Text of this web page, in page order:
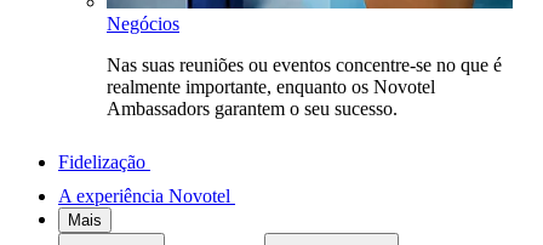
Negócios
Nas suas reuniões ou eventos concentre-se no que é
realmente importante, enquanto os Novotel
Ambassadors garantem o seu sucesso.
Fidelização
A experiência Novotel
Mais